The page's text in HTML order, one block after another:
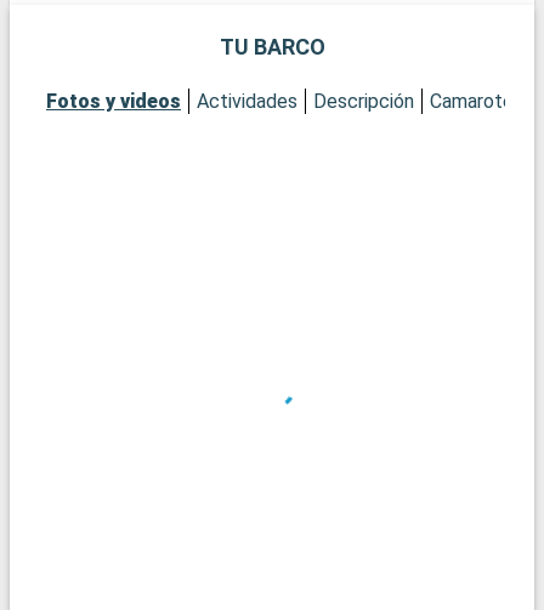
TU BARCO
Fotos y videos Actividades Descripción Camarotes